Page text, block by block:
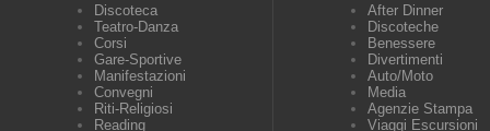
Discoteca
Teatro-Danza
Corsi
Gare-Sportive
Manifestazioni
Convegni
Riti-Religiosi
Reading
After Dinner
Discoteche
Benessere
Divertimenti
Auto/Moto
Media
Agenzie Stampa
Viaggi Escursioni